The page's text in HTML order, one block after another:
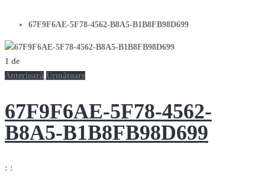
67F9F6AE-5F78-4562-B8A5-B1B8FB98D699
1 de
Anterioară Următoare
67F9F6AE-5F78-4562-
B8A5-B1B8FB98D699
: :